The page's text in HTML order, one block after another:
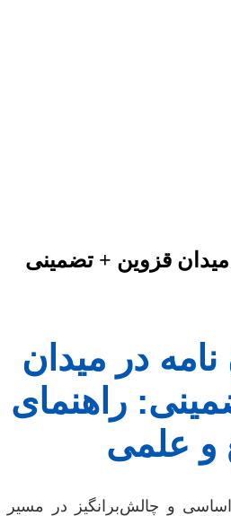
میدان قزوین + تضمینی
نامه در میدان
راهنمای
و علمی
اساسی و چالش‌برانگیز در مسیر